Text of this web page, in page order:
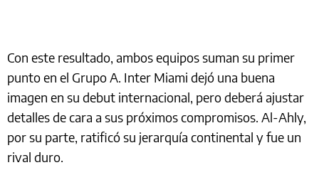
Con este resultado, ambos equipos suman su primer
punto en el Grupo A. Inter Miami dejó una buena
imagen en su debut internacional, pero deberá ajustar
detalles de cara a sus próximos compromisos. Al-Ahly,
por su parte, ratificó su jerarquía continental y fue un
rival duro.